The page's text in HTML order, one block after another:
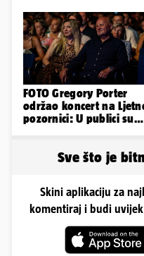
FOTO Gregory Porter
održao koncert na
pozornici: U publici su
Sve što je
Skini aplikaciju za
komentiraj i budi